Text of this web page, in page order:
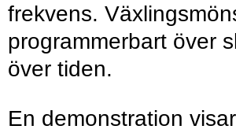
frekvens.
programmerbart över
över tiden.
En demonstration visar